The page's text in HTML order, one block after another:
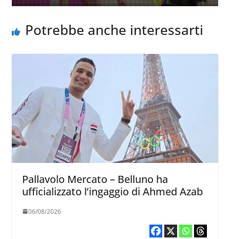
Potrebbe anche interessarti
Pallavolo Mercato – Belluno ha
ufficializzato l’ingaggio di Ahmed Azab
06/08/2026